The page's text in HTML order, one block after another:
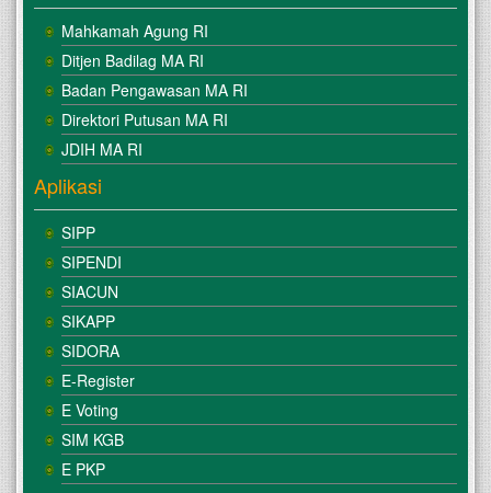
Mahkamah Agung RI
Ditjen Badilag MA RI
Badan Pengawasan MA RI
Direktori Putusan MA RI
JDIH MA RI
Aplikasi
SIPP
SIPENDI
SIACUN
SIKAPP
SIDORA
E-Register
E Voting
SIM KGB
E PKP